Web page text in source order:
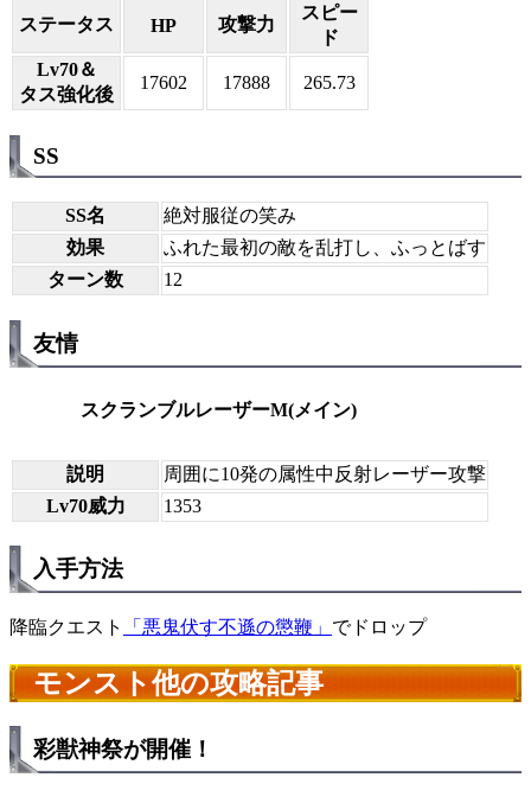
ステータス HP 攻撃力
スピー
ド
Lv70＆
タス強化後
17602 17888 265.73
SS
SS名
絶対服従の笑み
効果
ふれた最初の敵を乱打し、ふっとばす
ターン数
12
友情
スクランブルレーザーM(メイン)
説明
周囲に10発の属性中反射レーザー攻撃
Lv70威力
1353
入手方法
降臨クエスト 「悪鬼伏す不遜の懲鞭」 でドロップ
モンスト他の攻略記事
彩獣神祭が開催！